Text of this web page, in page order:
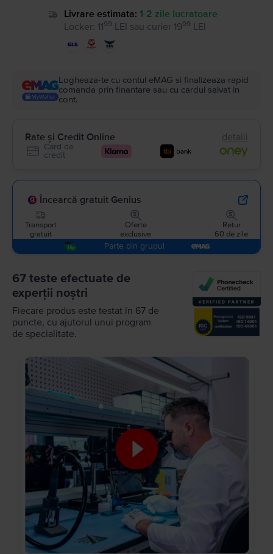
Livrare estimata: 1-2 zile lucratoare
Locker: 1199 LEI sau curier 1999 LEI
Logheaza-te cu contul eMAG si finalizeaza rapid
comanda prin finantare sau cu cardul salvat in
cont.
Rate și Credit Online detalii
Card de
credit
Încearcă gratuit Genius
Transport
gratuit
Oferte
exclusive
Retur
60 de zile
Parte din grupul
67 teste efectuate de
experții noștri
Fiecare produs este testat în 67 de
puncte, cu ajutorul unui program
de specialitate.